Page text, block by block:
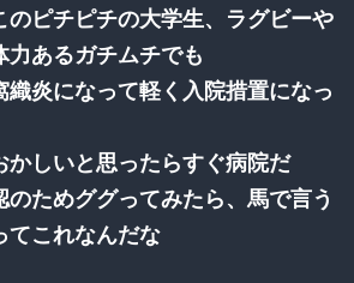
のピチピチの大学生、ラグビーや
力あるガチムチでも
織炎になって軽く入院措置になっ
かしいと思ったらすぐ病院だ
のためググってみたら、馬で言う
てこれなんだな